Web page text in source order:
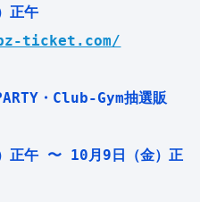
正午
ticket.com/
・Club-Gym抽選販
正午 〜 10月9日（金）正